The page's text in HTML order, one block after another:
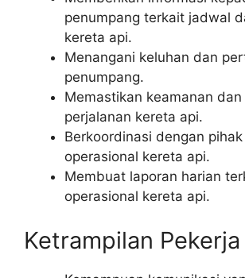
penumpang terkait jadwal
kereta api.
Menangani keluhan dan
penumpang.
Memastikan keamanan
perjalanan kereta api.
Berkoordinasi dengan
operasional kereta api.
Membuat laporan harian
operasional kereta api.
Ketrampilan Pekerja